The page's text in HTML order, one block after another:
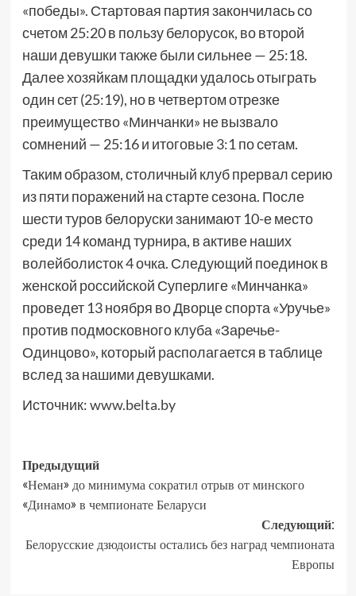
«победы». Стартовая партия закончилась со
счетом 25:20 в пользу белорусок, во второй
наши девушки также были сильнее — 25:18.
Далее хозяйкам площадки удалось отыграть
один сет (25:19), но в четвертом отрезке
преимущество «Минчанки» не вызвало
сомнений — 25:16 и итоговые 3:1 по сетам.
Таким образом, столичный клуб прервал серию
из пяти поражений на старте сезона. После
шести туров белоруски занимают 10-е место
среди 14 команд турнира, в активе наших
волейболисток 4 очка. Следующий поединок в
женской российской Суперлиге «Минчанка»
проведет 13 ноября во Дворце спорта «Уручье»
против подмосковного клуба «Заречье-
Одинцово», который располагается в таблице
вслед за нашими девушками.
Источник:www.belta.by
Предыдущий
«Неман» до минимума сократил отрыв от минского
«Динамо» в чемпионате Беларуси
Следующий:
Белорусские дзюдоисты остались без наград чемпионата
Европы